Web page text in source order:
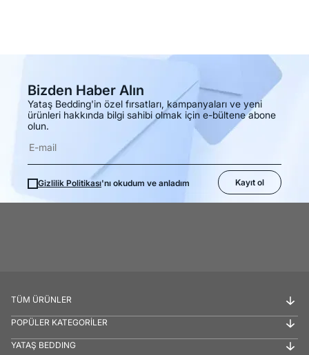
Bizden Haber Alın
Yataş Bedding'in özel fırsatları, kampanyaları ve yeni
ürünleri hakkında bilgi sahibi olmak için e-bültene abone
olun.
Gizlilik Politikası'nı okudum ve anladım Kayıt ol
TÜM ÜRÜNLER
POPÜLER KATEGORİLER
YATAŞ BEDDING